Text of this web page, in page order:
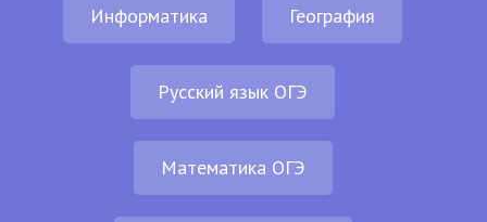
Информатика География
Русский язык ОГЭ
Математика ОГЭ